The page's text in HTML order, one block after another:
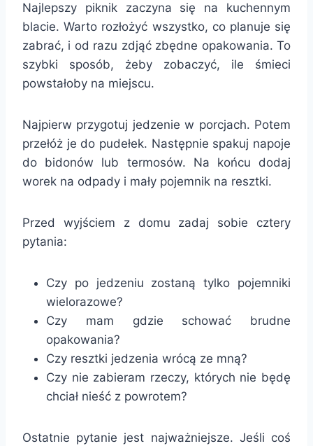
Najlepszy piknik zaczyna się na kuchennym
blacie. Warto rozłożyć wszystko, co planuje się
zabrać, i od razu zdjąć zbędne opakowania. To
szybki sposób, żeby zobaczyć, ile śmieci
powstałoby na miejscu.
Najpierw przygotuj jedzenie w porcjach. Potem
przełóż je do pudełek. Następnie spakuj napoje
do bidonów lub termosów. Na końcu dodaj
worek na odpady i mały pojemnik na resztki.
Przed wyjściem z domu zadaj sobie cztery
pytania:
Czy po jedzeniu zostaną tylko pojemniki
wielorazowe?
Czy mam gdzie schować brudne
opakowania?
Czy resztki jedzenia wrócą ze mną?
Czy nie zabieram rzeczy, których nie będę
chciał nieść z powrotem?
Ostatnie pytanie jest najważniejsze. Jeśli coś